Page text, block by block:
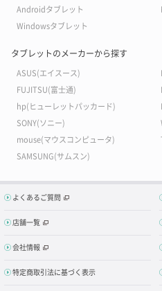
Androidタブレット
Windowsタブレット
タブレットのメーカーから探す
ASUS(エイスース)
FUJITSU(富士通)
hp(ヒューレットパッカード)
SONY(ソニー)
mouse(マウスコンピュータ)
SAMSUNG(サムスン)
よくあるご質問
店舗一覧
会社情報
特定商取引法に基づく表示